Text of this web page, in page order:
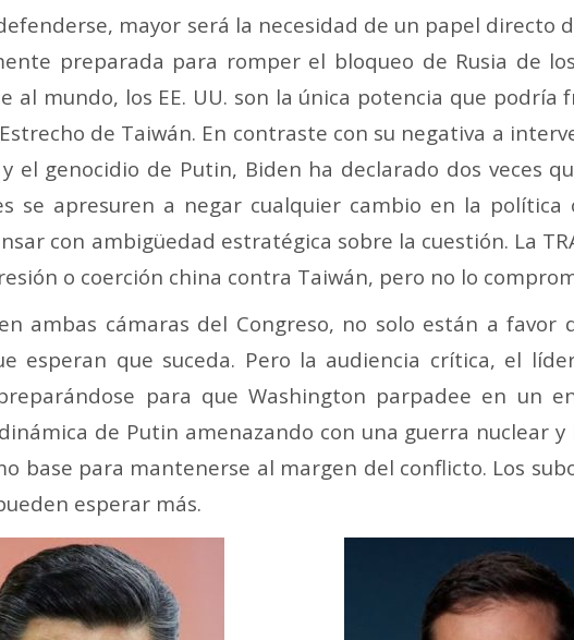
mayor será la necesidad de un papel directo
preparada para romper el bloqueo de Rusia de
mundo, los EE. UU. son la única potencia que podría
de Taiwán. En contraste con su negativa a
genocidio de Putin, Biden ha declarado dos veces
se apresuren a negar cualquier cambio en la política
con ambigüedad estratégica sobre la cuestión. La
o coerción china contra Taiwán, pero no lo
ambas cámaras del Congreso, no solo están a favor
esperan que suceda. Pero la audiencia crítica, el
para que Washington parpadee en un
de Putin amenazando con una guerra nuclear y
base para mantenerse al margen del conflicto. Los
esperar más.